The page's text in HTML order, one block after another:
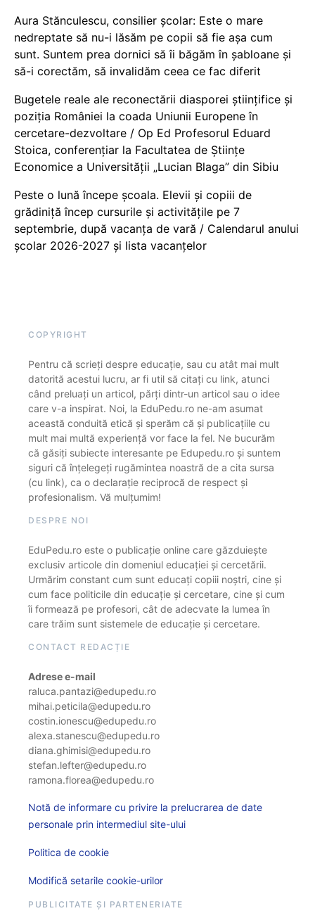
Aura Stănculescu, consilier școlar: Este o mare
nedreptate să nu-i lăsăm pe copii să fie așa cum
sunt. Suntem prea dornici să îi băgăm în șabloane și
să-i corectăm, să invalidăm ceea ce fac diferit
Bugetele reale ale reconectării diasporei științifice și
poziția României la coada Uniunii Europene în
cercetare-dezvoltare / Op Ed Profesorul Eduard
Stoica, conferențiar la Facultatea de Științe
Economice a Universității „Lucian Blaga” din Sibiu
Peste o lună începe școala. Elevii și copiii de
grădiniță încep cursurile și activitățile pe 7
septembrie, după vacanța de vară / Calendarul anului
școlar 2026-2027 și lista vacanțelor
COPYRIGHT
Pentru că scrieți despre educație, sau cu atât mai mult
datorită acestui lucru, ar fi util să citați cu link, atunci
când preluați un articol, părți dintr-un articol sau o idee
care v-a inspirat. Noi, la EduPedu.ro ne-am asumat
această conduită etică și sperăm că și publicațiile cu
mult mai multă experiență vor face la fel. Ne bucurăm
că găsiți subiecte interesante pe Edupedu.ro și suntem
siguri că înțelegeți rugămintea noastră de a cita sursa
(cu link), ca o declarație reciprocă de respect și
profesionalism. Vă mulțumim!
DESPRE NOI
EduPedu.ro este o publicație online care găzduiește
exclusiv articole din domeniul educației și cercetării.
Urmărim constant cum sunt educați copiii noștri, cine și
cum face politicile din educație și cercetare, cine și cum
îi formează pe profesori, cât de adecvate la lumea în
care trăim sunt sistemele de educație și cercetare.
CONTACT REDACȚIE
Adrese e-mail
raluca.pantazi@edupedu.ro
mihai.peticila@edupedu.ro
costin.ionescu@edupedu.ro
alexa.stanescu@edupedu.ro
diana.ghimisi@edupedu.ro
stefan.lefter@edupedu.ro
ramona.florea@edupedu.ro
Notă de informare cu privire la prelucrarea de date
personale prin intermediul site-ului
Politica de cookie
Modifică setarile cookie-urilor
PUBLICITATE ȘI PARTENERIATE